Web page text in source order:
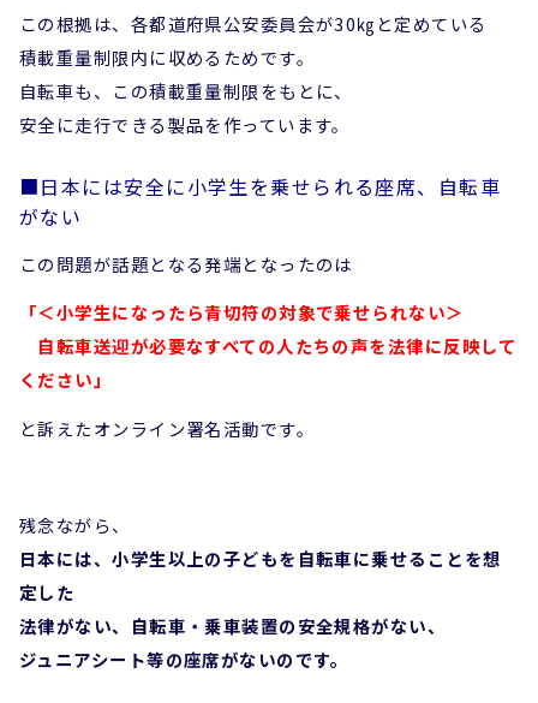
この根拠は、各都道府県公安委員会が30㎏と定めている
積載重量制限内に収めるためです。
自転車も、この積載重量制限をもとに、
安全に走行できる製品を作っています。
■日本には安全に小学生を乗せられる座席、自転車
がない
この問題が話題となる発端となったのは
「＜小学生になったら青切符の対象で乗せられない＞
自転車送迎が必要なすべての人たちの声を法律に反映して
ください」
と訴えたオンライン署名活動です。
残念ながら、
日本には、小学生以上の子どもを自転車に乗せることを想
定した
法律がない、自転車・乗車装置の安全規格がない、
ジュニアシート等の座席がないのです。